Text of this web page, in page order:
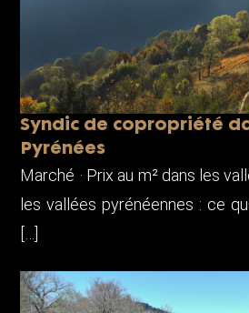
Syndic de copropriété
Pyrénées
Marché · Prix au m² dans les
les vallées pyrénéennes : ce
[…]